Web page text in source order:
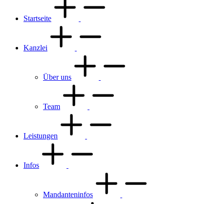
Startseite
Kanzlei
Über uns
Team
Leistungen
Infos
Mandanteninfos